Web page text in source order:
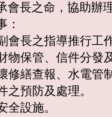
會長之命，協助辦
：
會長之指導推行工
物保管、信件分發
修繕查報、水電管
之預防及處理。
全設施。